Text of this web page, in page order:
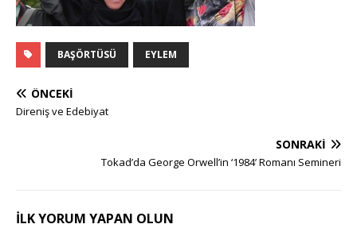
BAŞÖRTÜSÜ EYLEM
ÖNCEKI
Direniş ve Edebiyat
SONRAKI
Tokad’da George Orwell’in ‘1984’ Romanı Semineri
İLK YORUM YAPAN OLUN